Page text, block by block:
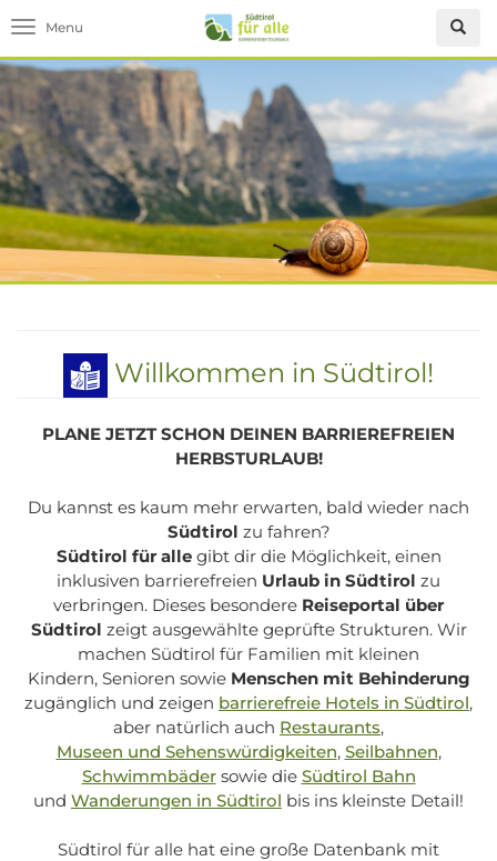
Toggle navigation
Willkommen in Südtirol!
PLANE JETZT SCHON DEINEN BARRIEREFREIEN
HERBSTURLAUB!
Du kannst es kaum mehr erwarten, bald wieder nach
Südtirol zu fahren?
Südtirol für allegibt dir die Möglichkeit, einen
inklusiven barrierefreien Urlaub in Südtirol zu
verbringen. Dieses besondere Reiseportal über
Südtirol zeigt ausgewählte geprüfte Strukturen. Wir
machen Südtirol für Familien mit kleinen
Kindern, Senioren sowie Menschen mit Behinderung
zugänglich und zeigen barrierefreie Hotels in Südtirol,
aber natürlich auch Restaurants,
Museen und Sehenswürdigkeiten, Seilbahnen,
Schwimmbädersowie die Südtirol Bahn
und Wanderungen in Südtirol bis ins kleinste Detail!
Südtirol für alle hat eine große Datenbank mit